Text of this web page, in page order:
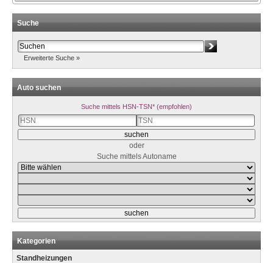
Suche
Erweiterte Suche »
Auto suchen
Suche mittels HSN-TSN* (empfohlen)
oder
Suche mittels Autoname
Kategorien
Standheizungen